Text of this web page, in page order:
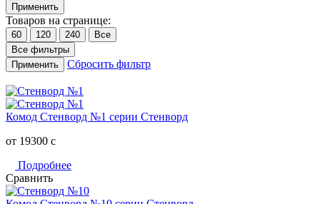
Применить
Товаров на странице:
60 120 240
Все
Все фильтры
Применить
Сбросить фильтр
Комод Стенворд №1 серии Стенворд
от 19300 c
Подробнее
Сравнить